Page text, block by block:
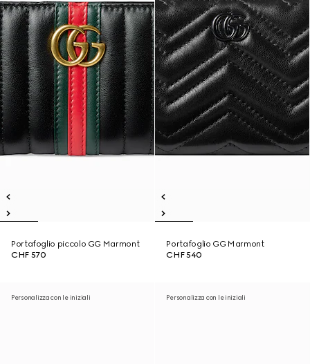
Portafoglio piccolo GG Marmont
CHF 570
Portafoglio GG Marmont
CHF 540
Personalizza con le iniziali Personalizza con le iniziali